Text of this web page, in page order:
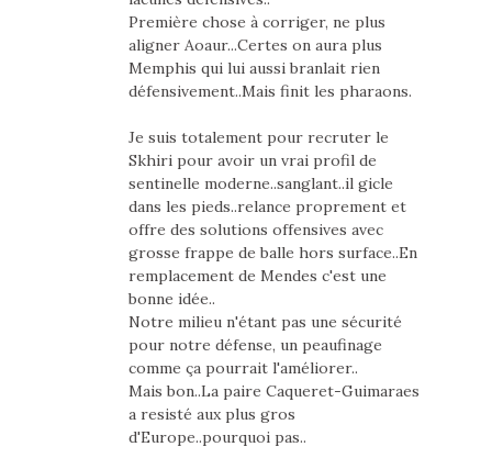
Première chose à corriger, ne plus
aligner Aoaur...Certes on aura plus
Memphis qui lui aussi branlait rien
défensivement..Mais finit les pharaons.
Je suis totalement pour recruter le
Skhiri pour avoir un vrai profil de
sentinelle moderne..sanglant..il gicle
dans les pieds..relance proprement et
offre des solutions offensives avec
grosse frappe de balle hors surface..En
remplacement de Mendes c'est une
bonne idée..
Notre milieu n'étant pas une sécurité
pour notre défense, un peaufinage
comme ça pourrait l'améliorer..
Mais bon..La paire Caqueret-Guimaraes
a resisté aux plus gros
d'Europe..pourquoi pas..